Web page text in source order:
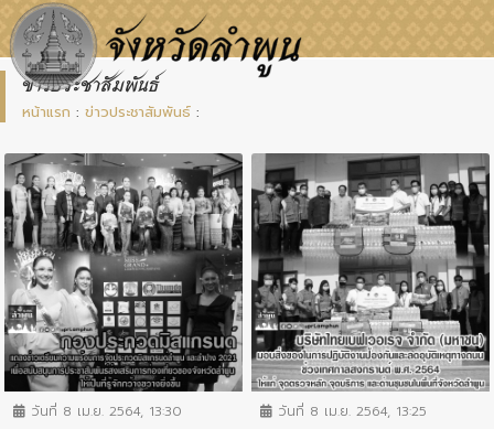
ข่าวประชาสัมพันธ์
หน้าแรก : ข่าวประชาสัมพันธ์ :
ข่าวประชาสัมพันธ์
วันที่ 8 เม.ย. 2564, 13:30
ข่าวประชาสัมพันธ์
วันที่ 8 เม.ย. 2564, 13:25